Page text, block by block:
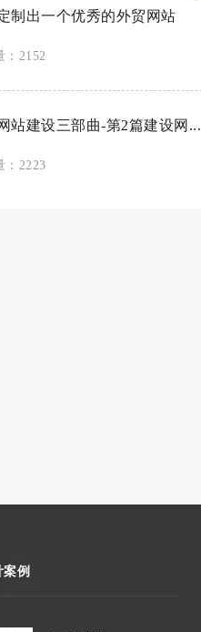
制出一个优秀的外贸网站
：2152
站建设三部曲-第2篇建设网...
：2223
案例